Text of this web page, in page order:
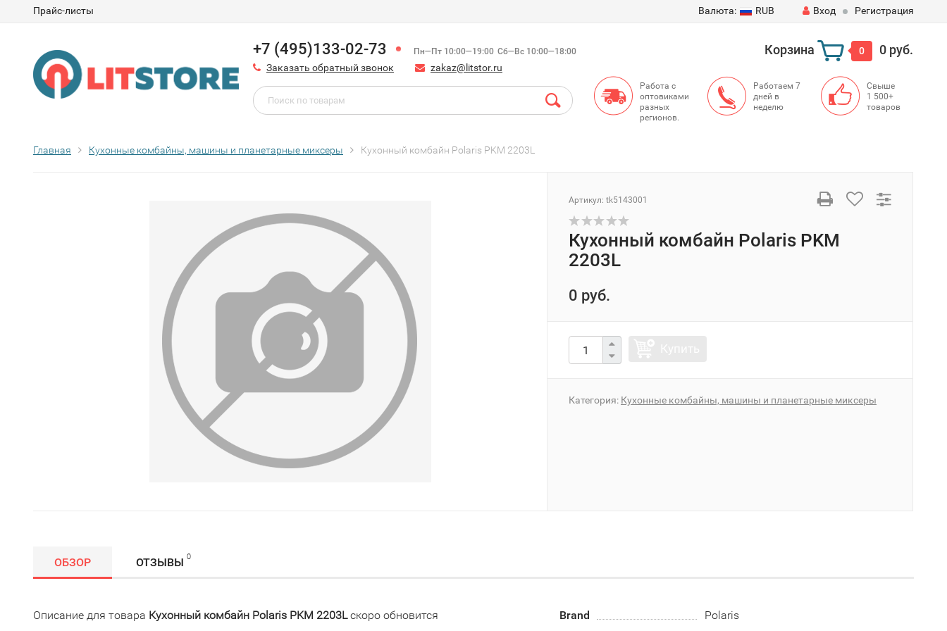
Прайс-листы Валюта: RUB Вход Регистрация
+7 (495)133-02-73 Пн—Пт 10:00—19:00 Сб—Вс 10:00—18:00
Заказать обратный звонок zakaz@litstor.ru
Корзина 0 0 руб.
Работа с
оптовиками
разных
регионов.
Работаем 7
дней в
неделю
Свыше
1 500+
товаров
Главная Кухонные комбайны, машины и планетарные миксеры Кухонный комбайн Polaris PKM 2203L
Артикул: tk5143001
Кухонный комбайн Polaris PKM
2203L
0 руб.
Категория: Кухонные комбайны, машины и планетарные миксеры
ОБЗОР ОТЗЫВЫ 0
Описание для товара Кухонный комбайн Polaris PKM 2203Lскоро обновится Brand Polaris